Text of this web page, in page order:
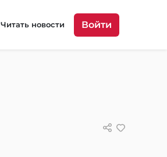
Читать новости Войти